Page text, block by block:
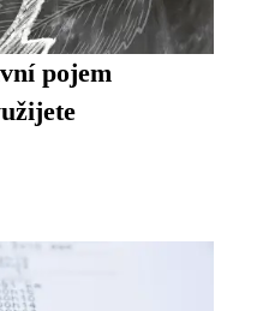
pojem